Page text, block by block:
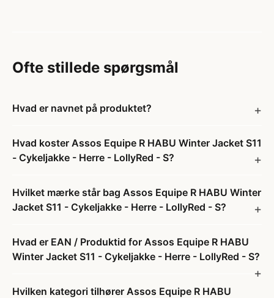
Ofte stillede spørgsmål
Hvad er navnet på produktet?
Hvad koster Assos Equipe R HABU Winter Jacket S11
- Cykeljakke - Herre - LollyRed - S?
Hvilket mærke står bag Assos Equipe R HABU Winter
Jacket S11 - Cykeljakke - Herre - LollyRed - S?
Hvad er EAN / Produktid for Assos Equipe R HABU
Winter Jacket S11 - Cykeljakke - Herre - LollyRed - S?
Hvilken kategori tilhører Assos Equipe R HABU